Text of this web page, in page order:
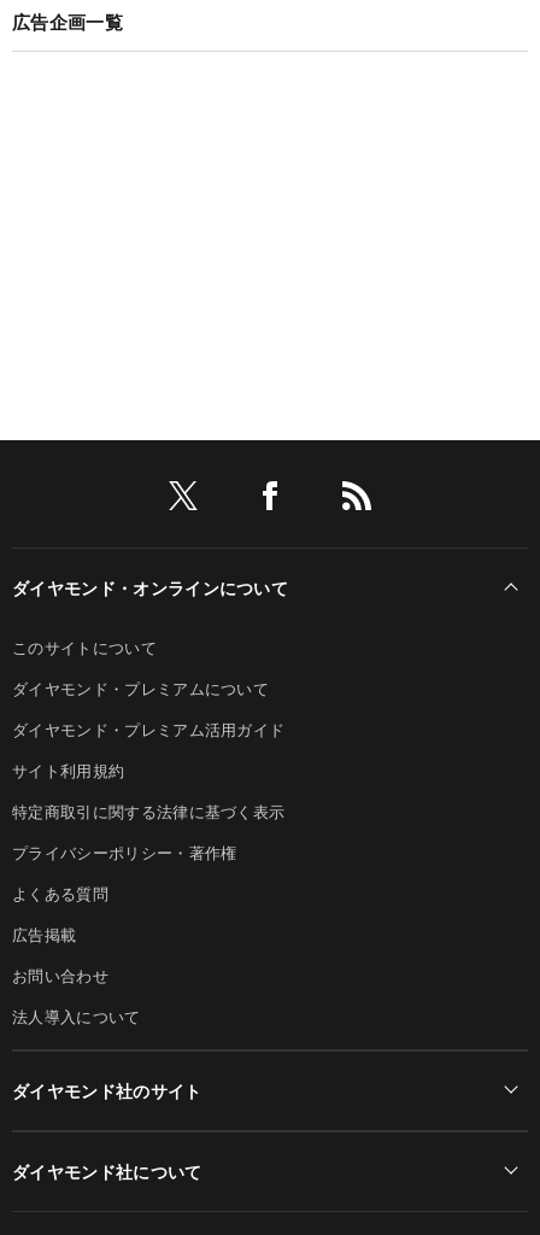
広告企画一覧
ダイヤモンド・オンラインについて
このサイトについて
ダイヤモンド・プレミアムについて
ダイヤモンド・プレミアム活用ガイド
サイト利用規約
特定商取引に関する法律に基づく表示
プライバシーポリシー・著作権
よくある質問
広告掲載
お問い合わせ
法人導入について
ダイヤモンド社のサイト
ダイヤモンド社について